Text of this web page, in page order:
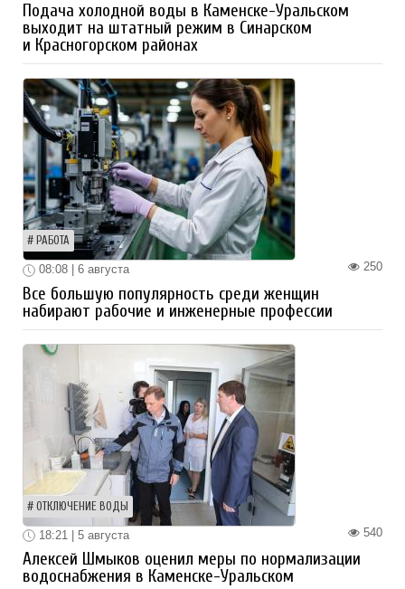
Подача холодной воды в Каменске-Уральском
выходит на штатный режим в Синарском
и Красногорском районах
РАБОТА
250
08:08 | 6 августа
Все большую популярность среди женщин
набирают рабочие и инженерные профессии
ОТКЛЮЧЕНИЕ ВОДЫ
540
18:21 | 5 августа
Алексей Шмыков оценил меры по нормализации
водоснабжения в Каменске-Уральском